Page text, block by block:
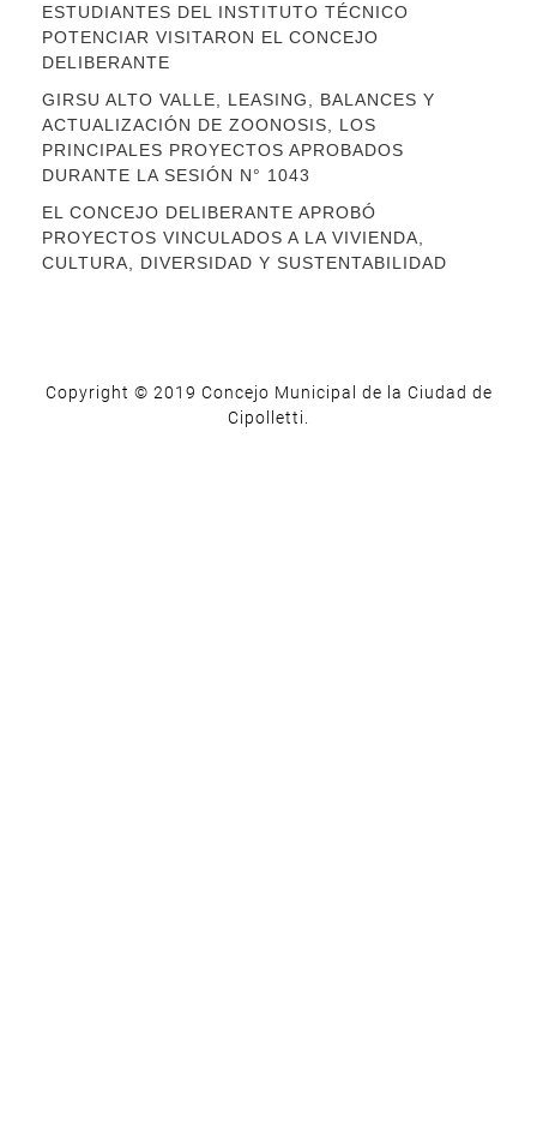
ESTUDIANTES DEL INSTITUTO TÉCNICO
POTENCIAR VISITARON EL CONCEJO
DELIBERANTE
GIRSU ALTO VALLE, LEASING, BALANCES Y
ACTUALIZACIÓN DE ZOONOSIS, LOS
PRINCIPALES PROYECTOS APROBADOS
DURANTE LA SESIÓN N° 1043
EL CONCEJO DELIBERANTE APROBÓ
PROYECTOS VINCULADOS A LA VIVIENDA,
CULTURA, DIVERSIDAD Y SUSTENTABILIDAD
Copyright © 2019 Concejo Municipal de la Ciudad de
Cipolletti.